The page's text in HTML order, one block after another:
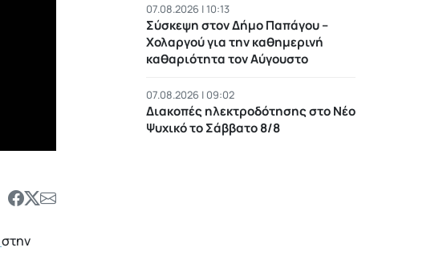
στην
07.08.2026 | 10:13
Σύσκεψη στον Δήμο Παπάγου –
Χολαργού για την καθημερινή
καθαριότητα τον Αύγουστο
07.08.2026 | 09:02
Διακοπές ηλεκτροδότησης στο Νέο
Ψυχικό το Σάββατο 8/8